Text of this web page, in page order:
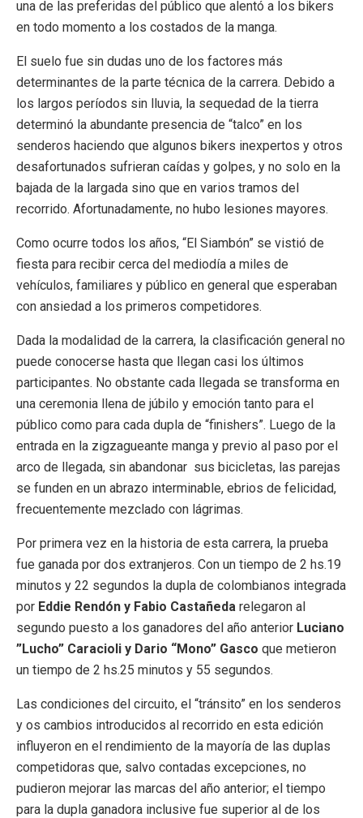
una de las preferidas del público que alentó a los bikers
en todo momento a los costados de la manga.
El suelo fue sin dudas uno de los factores más
determinantes de la parte técnica de la carrera. Debido a
los largos períodos sin lluvia, la sequedad de la tierra
determinó la abundante presencia de “talco” en los
senderos haciendo que algunos bikers inexpertos y otros
desafortunados sufrieran caídas y golpes, y no solo en la
bajada de la largada sino que en varios tramos del
recorrido. Afortunadamente, no hubo lesiones mayores.
Como ocurre todos los años, “El Siambón” se vistió de
fiesta para recibir cerca del mediodía a miles de
vehículos, familiares y público en general que esperaban
con ansiedad a los primeros competidores.
Dada la modalidad de la carrera, la clasificación general no
puede conocerse hasta que llegan casi los últimos
participantes. No obstante cada llegada se transforma en
una ceremonia llena de júbilo y emoción tanto para el
público como para cada dupla de “finishers”. Luego de la
entrada en la zigzagueante manga y previo al paso por el
arco de llegada, sin abandonar sus bicicletas, las parejas
se funden en un abrazo interminable, ebrios de felicidad,
frecuentemente mezclado con lágrimas.
Por primera vez en la historia de esta carrera, la prueba
fue ganada por dos extranjeros. Con un tiempo de 2 hs.19
minutos y 22 segundos la dupla de colombianos integrada
por Eddie Rendón y Fabio Castañeda relegaron al
segundo puesto a los ganadores del año anterior Luciano
”Lucho” Caracioli y Dario “Mono” Gasco que metieron
un tiempo de 2 hs.25 minutos y 55 segundos.
Las condiciones del circuito, el “tránsito” en los senderos
y os cambios introducidos al recorrido en esta edición
influyeron en el rendimiento de la mayoría de las duplas
competidoras que, salvo contadas excepciones, no
pudieron mejorar las marcas del año anterior; el tiempo
para la dupla ganadora inclusive fue superior al de los